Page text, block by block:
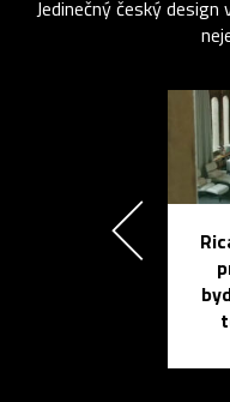
Jedinečný český